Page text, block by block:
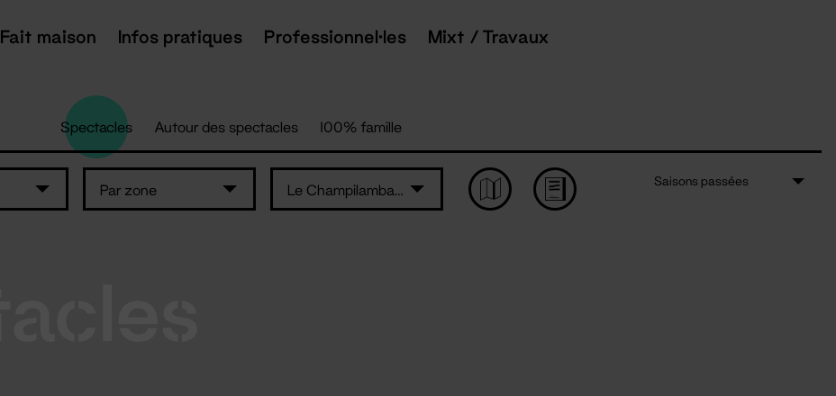
Fait maison Infos pratiques Professionnel·les Mixt / Travaux
Spectacles Autour des spectacles 100% famille
Par zone Le Champilambart
Saisons passées